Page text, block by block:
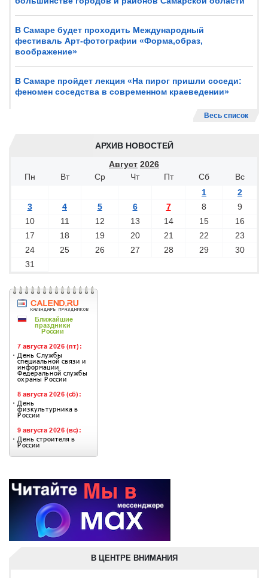
В Самаре будет проходить Международный
фестиваль Арт-фотографии «Форма,образ,
воображение»
В Самаре пройдет лекция «На пирог пришли соседи:
феномен соседства в современном краеведении»
Весь список
АРХИВ НОВОСТЕЙ
Август 2026
Пн
Вт Ср Чт Пт Сб
Вс
1
2
3
4 5 6 7 8
9
10
11 12 13 14 15
16
17
18 19 20 21 22
23
24
25 26 27 28 29
30
31
В ЦЕНТРЕ ВНИМАНИЯ